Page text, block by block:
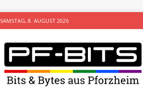
SAMSTAG, 8. AUGUST 2026